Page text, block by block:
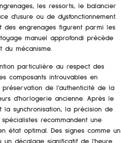
les ressorts, le balancier
d'usure ou de dysfonctionnement.
des engrenages figurent parmi les
manuel approfondi précède
du mécanisme.
particulière au respect des
composants introuvables en
de l'authenticité de la
d'horlogerie ancienne. Après le
synchronisation, la précision de
recommandent une
état optimal. Des signes comme un